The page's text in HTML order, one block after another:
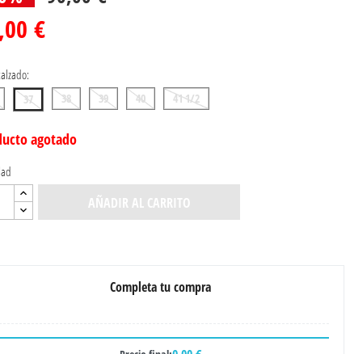
€
37 38 39 40 41 1/2
agotado
AÑADIR AL CARRITO
Completa tu compra